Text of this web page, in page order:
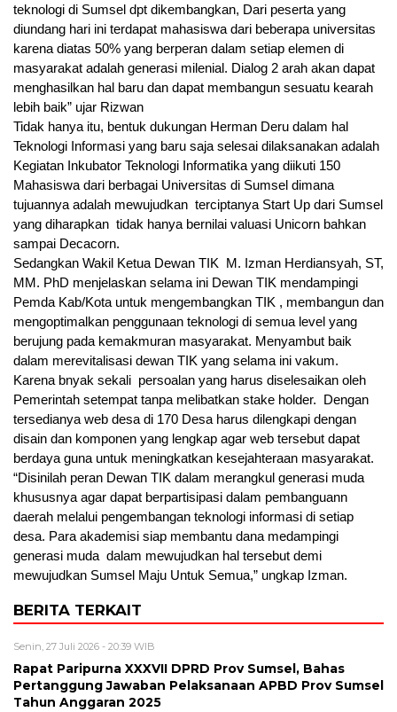
teknologi di Sumsel dpt dikembangkan, Dari peserta yang
diundang hari ini terdapat mahasiswa dari beberapa universitas
karena diatas 50% yang berperan dalam setiap elemen di
masyarakat adalah generasi milenial. Dialog 2 arah akan dapat
menghasilkan hal baru dan dapat membangun sesuatu kearah
lebih baik” ujar Rizwan
Tidak hanya itu, bentuk dukungan Herman Deru dalam hal
Teknologi Informasi yang baru saja selesai dilaksanakan adalah
Kegiatan Inkubator Teknologi Informatika yang diikuti 150
Mahasiswa dari berbagai Universitas di Sumsel dimana
tujuannya adalah mewujudkan terciptanya Start Up dari Sumsel
yang diharapkan tidak hanya bernilai valuasi Unicorn bahkan
sampai Decacorn.
Sedangkan Wakil Ketua Dewan TIK M. Izman Herdiansyah, ST,
MM. PhD menjelaskan selama ini Dewan TIK mendampingi
Pemda Kab/Kota untuk mengembangkan TIK , membangun dan
mengoptimalkan penggunaan teknologi di semua level yang
berujung pada kemakmuran masyarakat. Menyambut baik
dalam merevitalisasi dewan TIK yang selama ini vakum.
Karena bnyak sekali persoalan yang harus diselesaikan oleh
Pemerintah setempat tanpa melibatkan stake holder. Dengan
tersedianya web desa di 170 Desa harus dilengkapi dengan
disain dan komponen yang lengkap agar web tersebut dapat
berdaya guna untuk meningkatkan kesejahteraan masyarakat.
“Disinilah peran Dewan TIK dalam merangkul generasi muda
khususnya agar dapat berpartisipasi dalam pembanguann
daerah melalui pengembangan teknologi informasi di setiap
desa. Para akademisi siap membantu dana medampingi
generasi muda dalam mewujudkan hal tersebut demi
mewujudkan Sumsel Maju Untuk Semua,” ungkap Izman.
BERITA TERKAIT
Senin, 27 Juli 2026 - 20:39 WIB
Rapat Paripurna XXXVII DPRD Prov Sumsel, Bahas
Pertanggung Jawaban Pelaksanaan APBD Prov Sumsel
Tahun Anggaran 2025